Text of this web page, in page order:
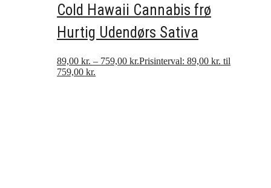
Cold Hawaii Cannabis frø
Hurtig Udendørs Sativa
89,00 kr. – 759,00 kr.Prisinterval: 89,00 kr. til
759,00 kr.